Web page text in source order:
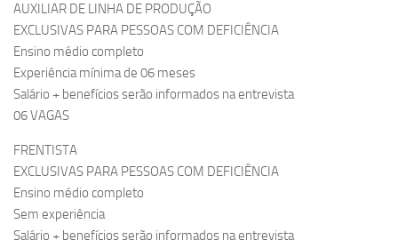
AUXILIAR DE LINHA DE PRODUÇÃO
EXCLUSIVAS PARA PESSOAS COM DEFICIÊNCIA
Ensino médio completo
Experiência mínima de 06 meses
Salário + benefícios serão informados na entrevista
06 VAGAS
FRENTISTA
EXCLUSIVAS PARA PESSOAS COM DEFICIÊNCIA
Ensino médio completo
Sem experiência
Salário + benefícios serão informados na entrevista